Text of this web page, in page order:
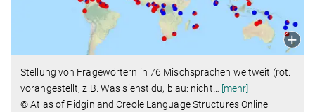
Stellung von Fragewörtern in 76 Mischsprachen weltweit (rot:
vorangestellt, z.B. Was siehst du, blau: nicht… [mehr]
© Atlas of Pidgin and Creole Language Structures Online